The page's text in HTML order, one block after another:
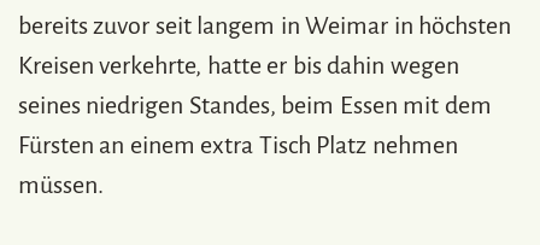
bereits zuvor seit langem in Weimar in höchsten
Kreisen verkehrte, hatte er bis dahin wegen
seines niedrigen Standes, beim Essen mit dem
Fürsten an einem extra Tisch Platz nehmen
müssen.